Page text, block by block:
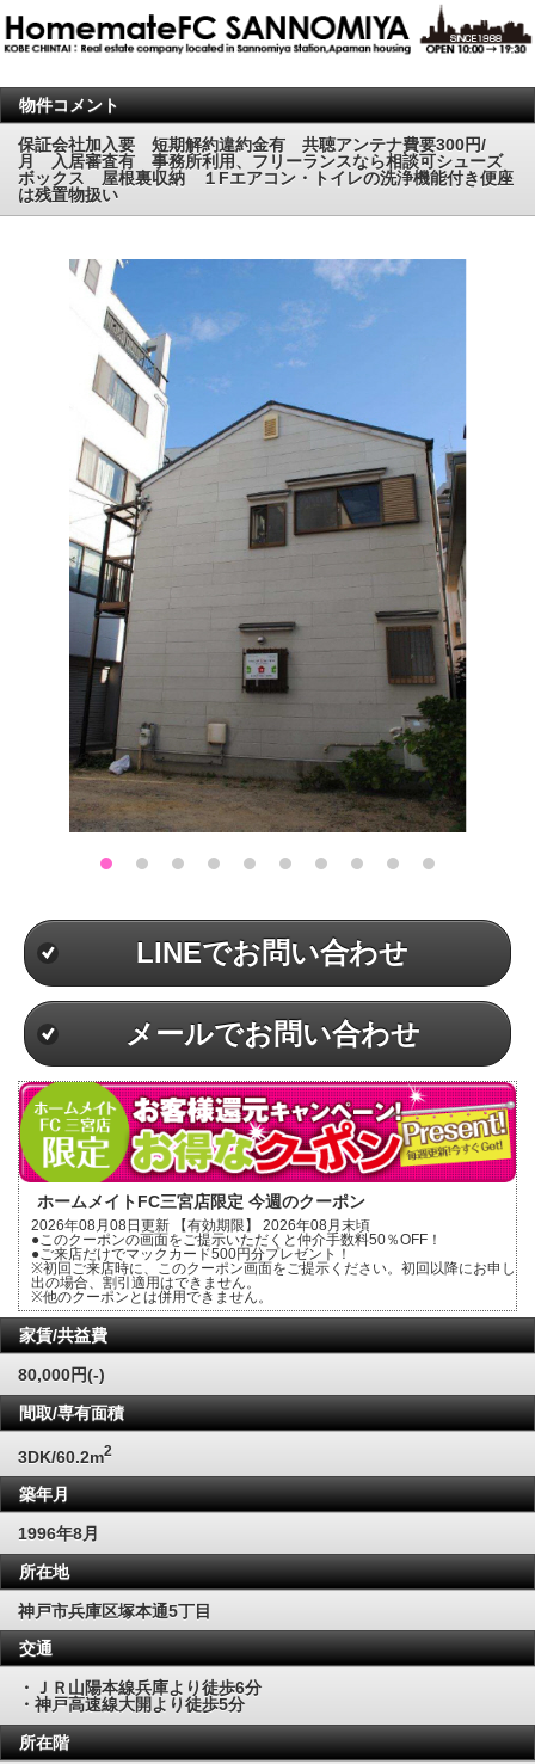
物件コメント
保証会社加入要 短期解約違約金有 共聴アンテナ費要300円/
月 入居審査有 事務所利用、フリーランスなら相談可シューズ
ボックス 屋根裏収納 １Fエアコン・トイレの洗浄機能付き便座
は残置物扱い
LINEでお問い合わせ
メールでお問い合わせ
ホームメイトFC三宮店限定 今週のクーポン
2026年08月08日更新 【有効期限】 2026年08月末頃
●このクーポンの画面をご提示いただくと仲介手数料50％OFF！
●ご来店だけでマックカード500円分プレゼント！
※初回ご来店時に、このクーポン画面をご提示ください。初回以降にお申し
出の場合、割引適用はできません。
※他のクーポンとは併用できません。
家賃/共益費
80,000円(-)
間取/専有面積
3DK/60.2m2
築年月
1996年8月
所在地
神戸市兵庫区塚本通5丁目
交通
・ＪＲ山陽本線兵庫より徒歩6分
・神戸高速線大開より徒歩5分
所在階